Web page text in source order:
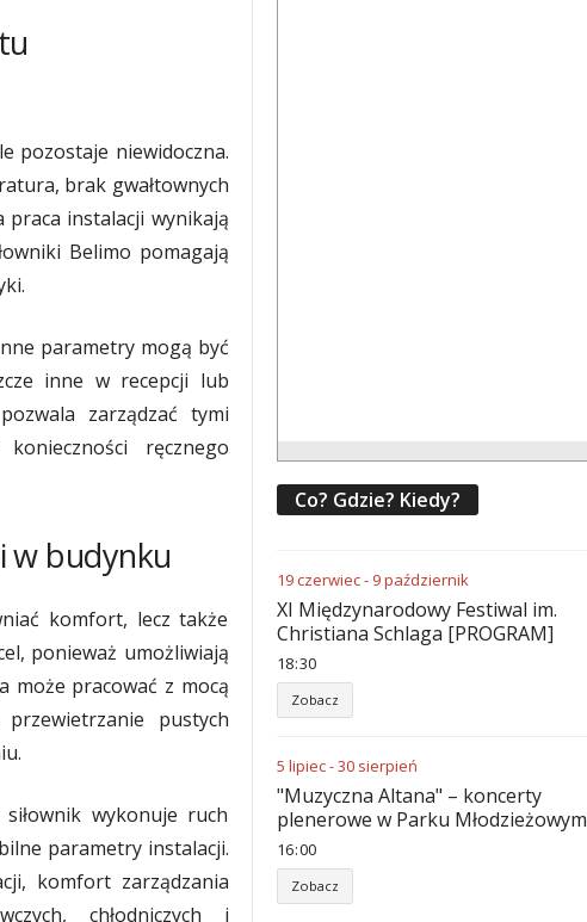
pozostaje niewidoczna.
brak gwałtownych
praca instalacji wynikają
Belimo pomagają
parametry mogą być
inne w recepcji lub
zarządzać tymi
ręcznego
w budynku
komfort, lecz także
ponieważ umożliwiają
może pracować z mocą
pustych
wykonuje ruch
parametry instalacji.
komfort zarządzania
chłodniczych i
Co? Gdzie? Kiedy?
19czerwiec- 9październik
XI Międzynarodowy Festiwal im.
Christiana Schlaga [PROGRAM]
18:30
Zobacz
5 lipiec-30 sierpień
"Muzyczna Altana" – koncerty
plenerowe w Parku Młodzieżowym
16:00
Zobacz